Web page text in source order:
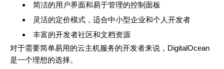
简洁的用户界面和易于管理的控制面板
灵活的定价模式，适合中小型企业和个人开发者
丰富的开发者社区和文档资源
对于需要简单易用的云主机服务的开发者来说，DigitalOcean
是一个理想的选择。